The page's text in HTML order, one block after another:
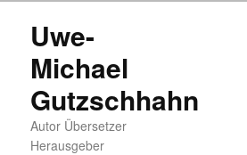
primären
springen
Uwe-
Michael
Gutzschhahn
Autor Übersetzer
Herausgeber